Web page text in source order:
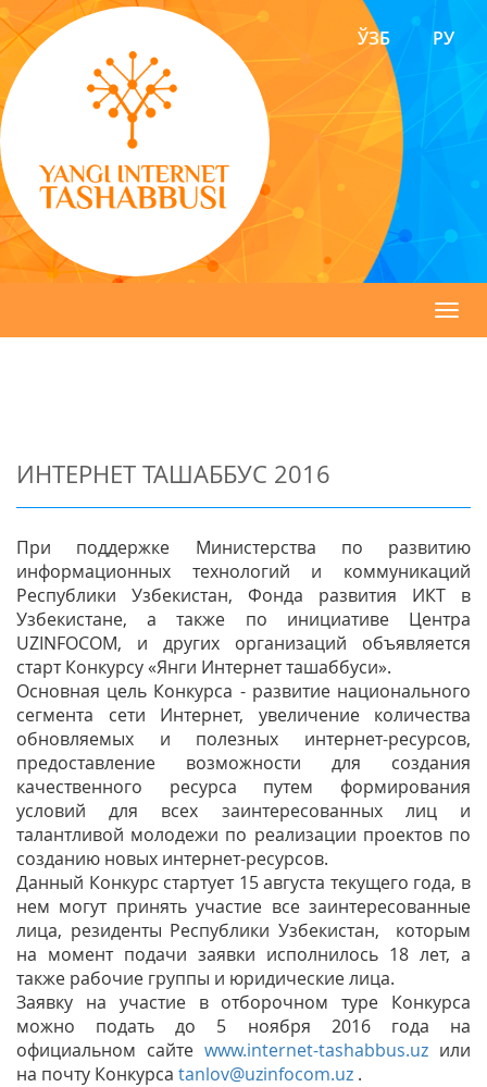
ЎЗБ РУ
ИНТЕРНЕТ ТАШАББУС 2016
При поддержке Министерства по развитию
информационных технологий и коммуникаций
Республики Узбекистан, Фонда развития ИКТ в
Узбекистане, а также по инициативе Центра
UZINFOCOM, и других организаций объявляется
старт Конкурсу «Янги Интернет ташаббуси».
Основная цель Конкурса - развитие национального
сегмента сети Интернет, увеличение количества
обновляемых и полезных интернет-ресурсов,
предоставление возможности для создания
качественного ресурса путем формирования
условий для всех заинтересованных лиц и
талантливой молодежи по реализации проектов по
созданию новых интернет-ресурсов.
Данный Конкурс стартует 15 августа текущего года, в
нем могут принять участие все заинтересованные
лица, резиденты Республики Узбекистан, которым
на момент подачи заявки исполнилось 18 лет, а
также рабочие группы и юридические лица.
Заявку на участие в отборочном туре Конкурса
можно подать до 5 ноября 2016 года на
официальном сайте www.internet-tashabbus.uz или
на почту Конкурса tanlov@uzinfocom.uz .